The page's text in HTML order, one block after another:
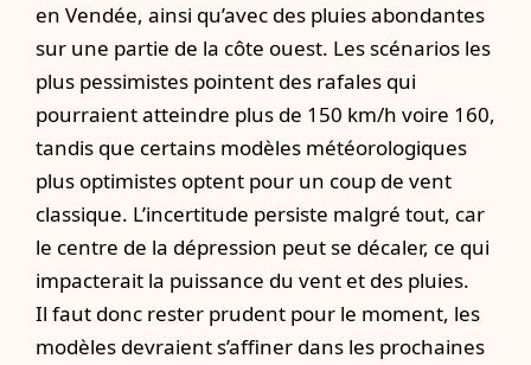
en Vendée, ainsi qu’avec des pluies abondantes
sur une partie de la côte ouest. Les scénarios les
plus pessimistes pointent des rafales qui
pourraient atteindre plus de 150 km/h voire 160,
tandis que certains modèles météorologiques
plus optimistes optent pour un coup de vent
classique. L’incertitude persiste malgré tout, car
le centre de la dépression peut se décaler, ce qui
impacterait la puissance du vent et des pluies.
Il faut donc rester prudent pour le moment, les
modèles devraient s’affiner dans les prochaines